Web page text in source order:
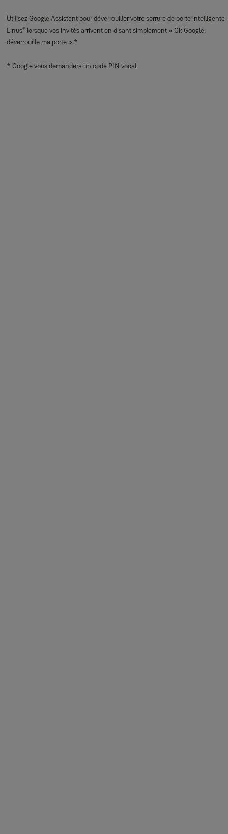
Utilisez Google Assistant pour déverrouiller votre serrure de porte intelligente
Linus® lorsque vos invités arrivent en disant simplement « Ok Google,
déverrouille ma porte ».*
* Google vous demandera un code PIN vocal